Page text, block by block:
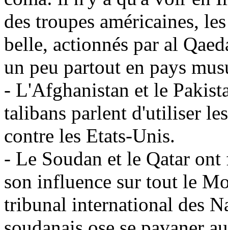
des troupes américaines,
belle, actionnés par al
un peu partout en pays
- L'Afghanistan et le
talibans parlent d'utiliser
contre les Etats-Unis.
- Le Soudan et le Qatar
son influence sur tout le
tribunal international des